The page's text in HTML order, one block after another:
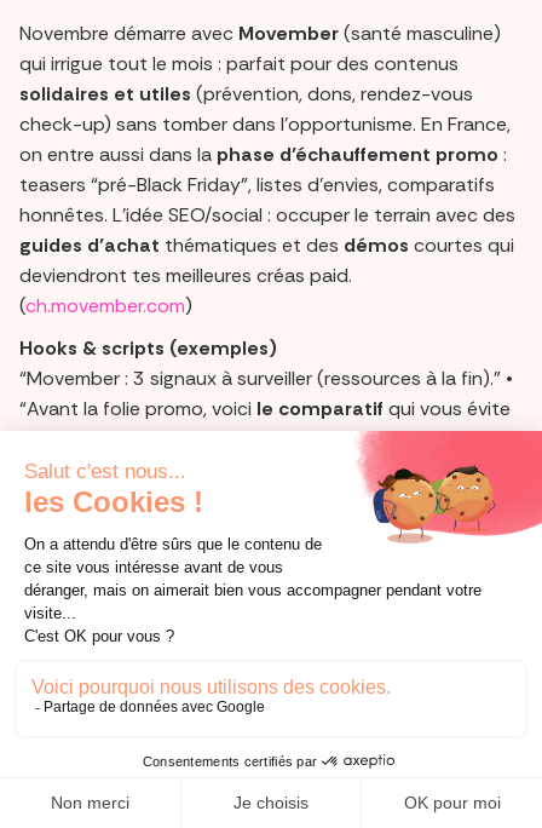
Novembre démarre avec Movember(santé masculine)
qui irrigue tout le mois : parfait pour des contenus
solidaires et utiles (prévention, dons, rendez-vous
check-up) sans tomber dans l’opportunisme. En France,
on entre aussi dans la phase d’échauffement promo :
teasers “pré-Black Friday”, listes d’envies, comparatifs
honnêtes. L’idée SEO/social : occuper le terrain avec des
guides d’achat thématiques et des démos courtes qui
deviendront tes meilleures créas paid.
(ch.movember.com)
Hooks & scripts (exemples)
“Movember : 3 signaux à surveiller (ressources à la fin).” •
“Avant la folie promo, voici le comparatif qui vous évite
l’achat raté.”
Semaine du10 → 16 novembre—11/11 :
Singles’ Day+Armistice (11/11 férié en
France)
Le11 novembre, double actualité :
monde,etl’Armistice(férié en France). Côté contenu,
traite ces deux réalités avec tact : un
(pré-offres, bundles “auto-cadeau”) et un
En pratique, le 11/11 est unexcellent stress-testde